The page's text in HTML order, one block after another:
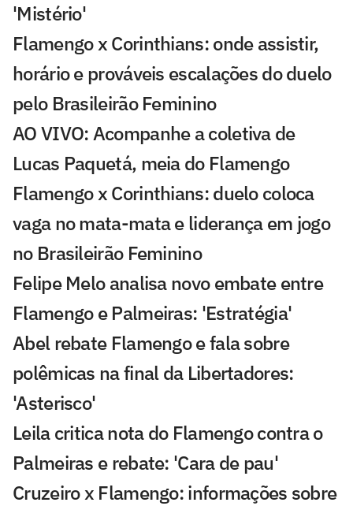
'Mistério'
Flamengo x Corinthians: onde assistir,
horário e prováveis escalações do duelo
pelo Brasileirão Feminino
AO VIVO: Acompanhe a coletiva de
Lucas Paquetá, meia do Flamengo
Flamengo x Corinthians: duelo coloca
vaga no mata-mata e liderança em jogo
no Brasileirão Feminino
Felipe Melo analisa novo embate entre
Flamengo e Palmeiras: 'Estratégia'
Abel rebate Flamengo e fala sobre
polêmicas na final da Libertadores:
'Asterisco'
Leila critica nota do Flamengo contra o
Palmeiras e rebate: 'Cara de pau'
Cruzeiro x Flamengo: informações sobre